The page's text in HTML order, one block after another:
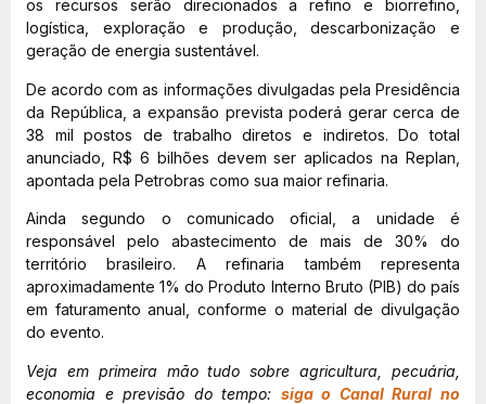
os recursos serão direcionados a refino e biorrefino,
logística, exploração e produção, descarbonização e
geração de energia sustentável.
De acordo com as informações divulgadas pela Presidência
da República, a expansão prevista poderá gerar cerca de
38 mil postos de trabalho diretos e indiretos. Do total
anunciado, R$ 6 bilhões devem ser aplicados na Replan,
apontada pela Petrobras como sua maior refinaria.
Ainda segundo o comunicado oficial, a unidade é
responsável pelo abastecimento de mais de 30% do
território brasileiro. A refinaria também representa
aproximadamente 1% do Produto Interno Bruto (PIB) do país
em faturamento anual, conforme o material de divulgação
do evento.
Veja em primeira mão tudo sobre agricultura, pecuária,
economia e previsão do tempo: siga o Canal Rural no